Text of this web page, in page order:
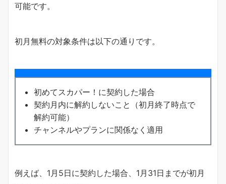
可能です。
初月無料の対象条件は以下の通りです。
初めてスカパー！に契約した場合
契約月内に解約しないこと（初月終了時点で
解約可能）
チャンネルやプランに関係なく適用
例えば、1月5日に契約した場合、1月31日までが初月